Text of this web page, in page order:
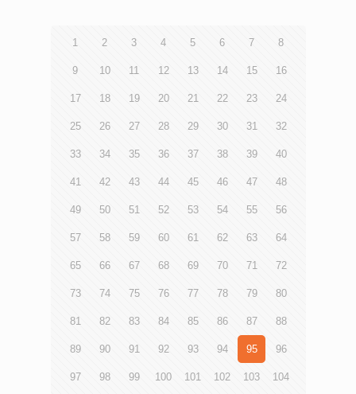
1 2 3 4 5 6 7 8
9 10 11 12 13 14 15 16
17 18 19 20 21 22 23 24
25 26 27 28 29 30 31 32
33 34 35 36 37 38 39 40
41 42 43 44 45 46 47 48
49 50 51 52 53 54 55 56
57 58 59 60 61 62 63 64
65 66 67 68 69 70 71 72
73 74 75 76 77 78 79 80
81 82 83 84 85 86 87 88
89 90 91 92 93 94 95 96
97 98 99 100 101 102 103 104